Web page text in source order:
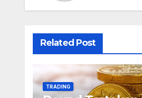
Related Post
TRADING